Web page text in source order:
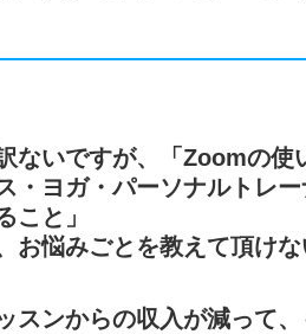
ないですが、「Zoomの使
・ヨガ・パーソナルトレ
こと」
お悩みごとを教えて頂け
スンからの収入が減って